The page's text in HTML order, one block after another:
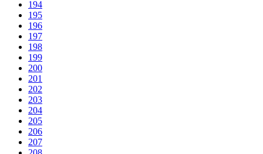
194
195
196
197
198
199
200
201
202
203
204
205
206
207